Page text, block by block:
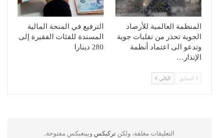
المنظمة العالمية للأرصاد
الجوية تحذر من تقلبات جوية
وتدعو الى اعتماد أنظمة
الإنذار…
الترفيع في المنحة المالية
المسندة للفئات الفقيرة إلى
280 دينارا
السابق التالي
التعليقات مغلقة، ولكن تركبكس وبينغبكس مفتوحة.